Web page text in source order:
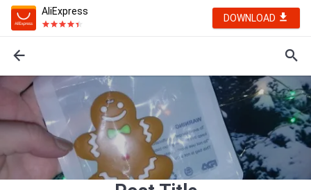
AliExpress
DOWNLOAD